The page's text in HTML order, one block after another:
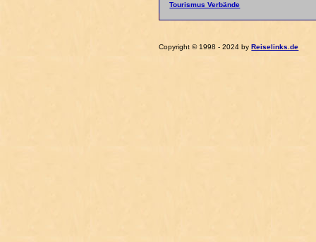
Tourismus Verbände
Copyright © 1998 - 2024 byReiselinks.de